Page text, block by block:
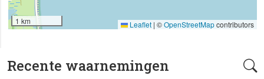
Recente waarnemingen
1 km Leaflet | ©OpenStreetMapcontributors